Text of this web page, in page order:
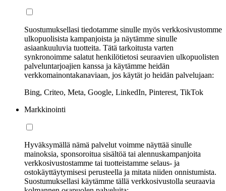
Suostumuksellasi tiedotamme sinulle myös verkkosivustomme
ulkopuolisista kampanjoista ja näytämme sinulle
asiaankuuluvia tuotteita. Tätä tarkoitusta varten
synkronoimme salatut henkilötietosi seuraavien ulkopuolisten
palveluntarjoajien kanssa ja käytämme heidän
verkkomainontakanaviaan, jos käytät jo heidän palvelujaan:
Bing, Criteo, Meta, Google, LinkedIn, Pinterest, TikTok
Markkinointi
Hyväksymällä nämä palvelut voimme näyttää sinulle
mainoksia, sponsoroitua sisältöä tai alennuskampanjoita
verkkosivustostamme tai tuotteistamme selaus- ja
ostokäyttäytymisesi perusteella ja mitata niiden onnistumista.
Suostumuksellasi käytämme tällä verkkosivustolla seuraavia